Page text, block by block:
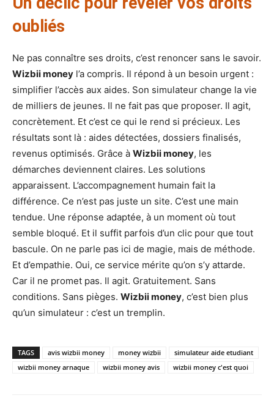
oubliés
Ne pas connaître ses droits, c’est renoncer sans le savoir.
Wizbii money l’a compris. Il répond à un besoin urgent :
simplifier l’accès aux aides. Son simulateur change la vie
de milliers de jeunes. Il ne fait pas que proposer. Il agit,
concrètement. Et c’est ce qui le rend si précieux. Les
résultats sont là : aides détectées, dossiers finalisés,
revenus optimisés. Grâce à Wizbii money, les
démarches deviennent claires. Les solutions
apparaissent. L’accompagnement humain fait la
différence. Ce n’est pas juste un site. C’est une main
tendue. Une réponse adaptée, à un moment où tout
semble bloqué. Et il suffit parfois d’un clic pour que tout
bascule. On ne parle pas ici de magie, mais de méthode.
Et d’empathie. Oui, ce service mérite qu’on s’y attarde.
Car il ne promet pas. Il agit. Gratuitement. Sans
conditions. Sans pièges. Wizbii money, c’est bien plus
qu’un simulateur : c’est un tremplin.
TAGS avis wizbii money money wizbii
simulateur aide etudiant
wizbii money arnaque
wizbii money avis wizbii money c'est quoi